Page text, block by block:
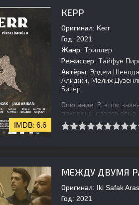
6.6
КЕРР
Оригинал: Kerr
Год: 2021
Жанр: Триллер
Режиссер: Тайфун
Актёры: Эрдем
Алиджи, Мелих
Бичер
Описание: В этом
похороны своего
требует его опознать
МЕЖДУ ДВУМЯ
Оригинал: Iki Safak
Год: 2021